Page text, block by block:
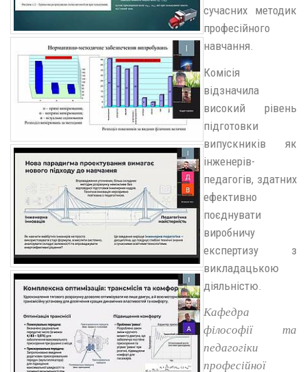
сучасних методик
професійного
навчання.
Комісія
відзначила
високий рівень
підготовки
випускників як
інженерів-
педагогів, здатних
ефективно
поєднувати
виробничу
експертизу з
викладацькою
діяльністю.
Кафедра
філософії та
педагогіки
професійної